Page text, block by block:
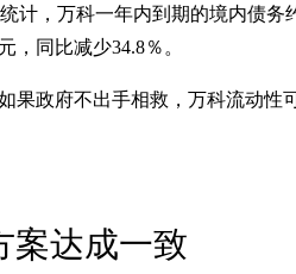
，万科一年内到期的境内债务
同比减少34.8％。
政府不出手相救，万科流动性
案达成一致